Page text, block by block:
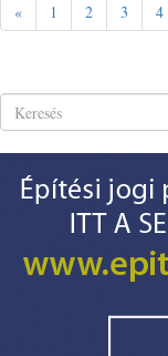
« 1 2 3 4